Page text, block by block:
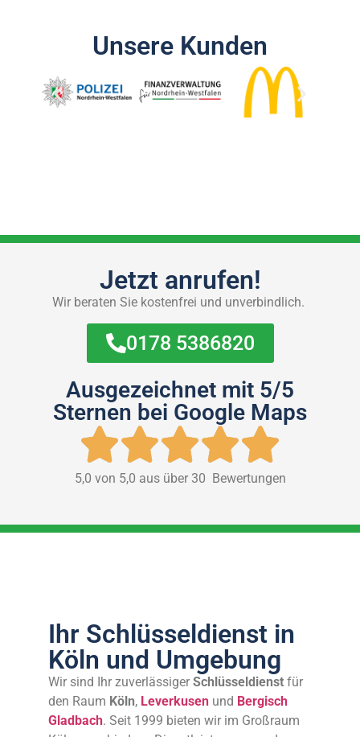
Unsere Kunden
Jetzt anrufen!
Wir beraten Sie kostenfrei und unverbindlich.
0178 5386820
Ausgezeichnet mit 5/5
Sternen bei Google Maps
5,0 von 5,0 aus über 30 Bewertungen
Ihr Schlüsseldienst in
Köln und Umgebung
Wir sind Ihr zuverlässiger Schlüsseldienst für
den Raum Köln, Leverkusen und Bergisch
Gladbach. Seit 1999 bieten wir im Großraum